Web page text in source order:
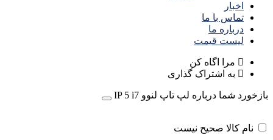
اخبار
تماس با ما
درباره ما
لیست قیمت
مرا اگاه کن
به اشتراک گذاری
بازخورد شما درباره لپ تاپ لنوو IP 5 i7
نام کالا صحیح نیست